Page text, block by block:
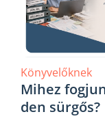
Könyvelőknek
Mihez
den sürgős?